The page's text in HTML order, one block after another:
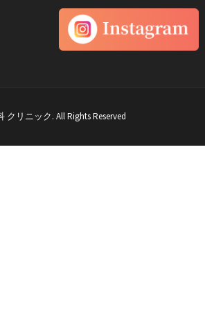
リニック. All Rights Reserved